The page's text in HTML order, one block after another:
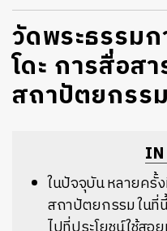
วัดพระธรรมก
โดะ การสื่อส
สถาปัตยกรรม
IN
ในปัจจุบัน หลายครั้
สถาปัตยกรรม ในที่